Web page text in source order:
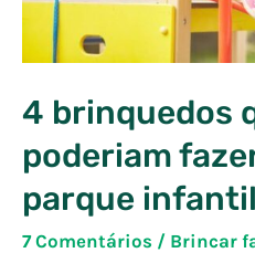
4 brinquedos
poderiam
parque infantil
7 Comentários / Brincar